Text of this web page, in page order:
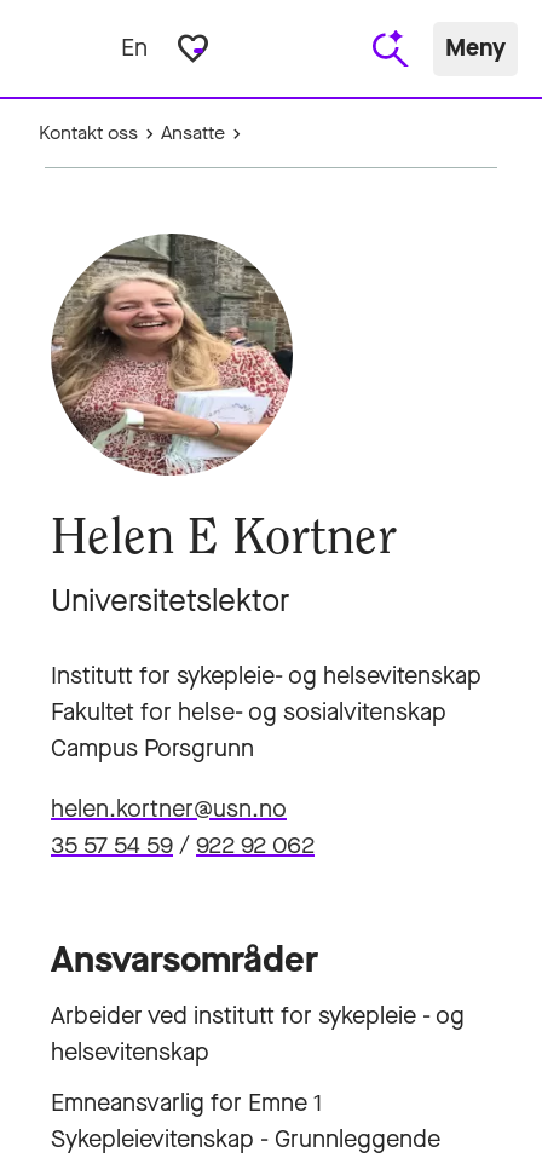
En favorite_border Meny
Kontakt oss Ansatte
Helen E Kortner
Universitetslektor
Institutt for sykepleie- og helsevitenskap
Fakultet for helse- og sosialvitenskap
Campus Porsgrunn
helen.kortner@usn.no
35 57 54 59/922 92 062
Ansvarsområder
Arbeider ved institutt for sykepleie - og
helsevitenskap
Emneansvarlig for Emne 1
Sykepleievitenskap - Grunnleggende